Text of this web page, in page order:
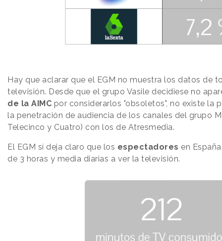
Hay que aclarar que el EGM no muestra los datos de
televisión. Desde que el grupo Vasile decidiese no
de la AIMC por considerarlos "obsoletos", no existe la
la penetración de audiencia de los canales del grupo
Telecinco y Cuatro) con los de Atresmedia.
El EGM sí deja claro que los espectadores en
de 3 horas y media diarias a ver la televisión.